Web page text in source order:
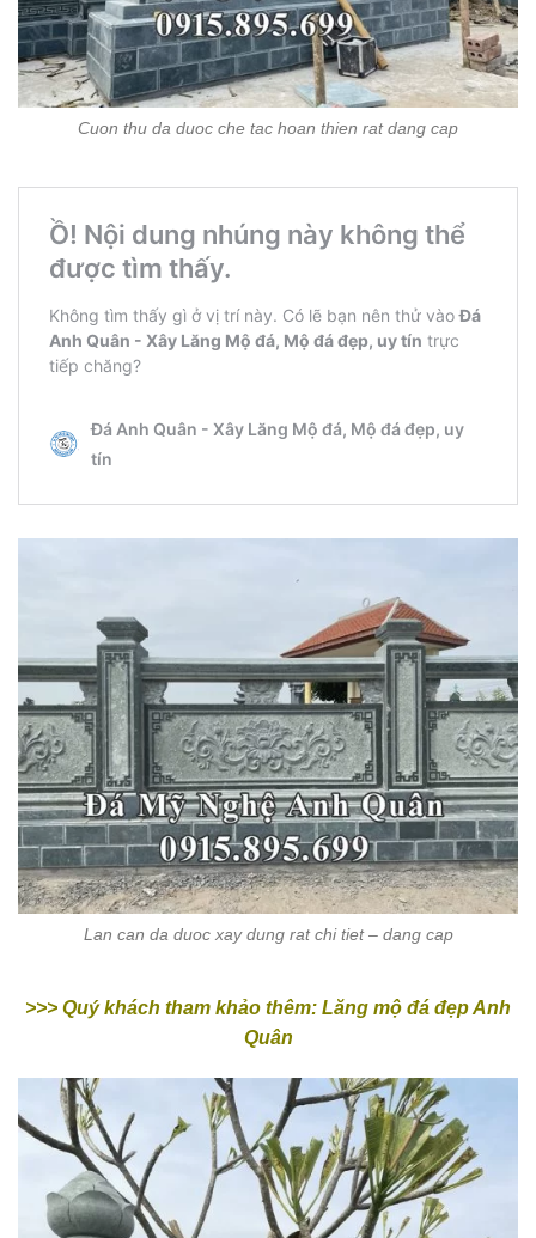
Cuon thu da duoc che tac hoan thien rat dang cap
Lan can da duoc xay dung rat chi tiet – dang cap
>>> Quý khách tham khảo thêm: Lăng mộ đá đẹpAnh
Quân